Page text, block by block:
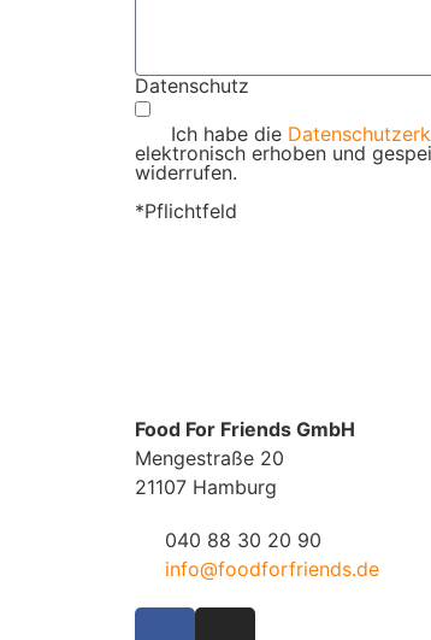
Datenschutz
Ich habe die
elektronisch erhoben und
widerrufen.
*Pflichtfeld
Food For Friends GmbH
Mengestraße 20
21107 Hamburg
040 88 30 20 90
info@foodforfriends.de